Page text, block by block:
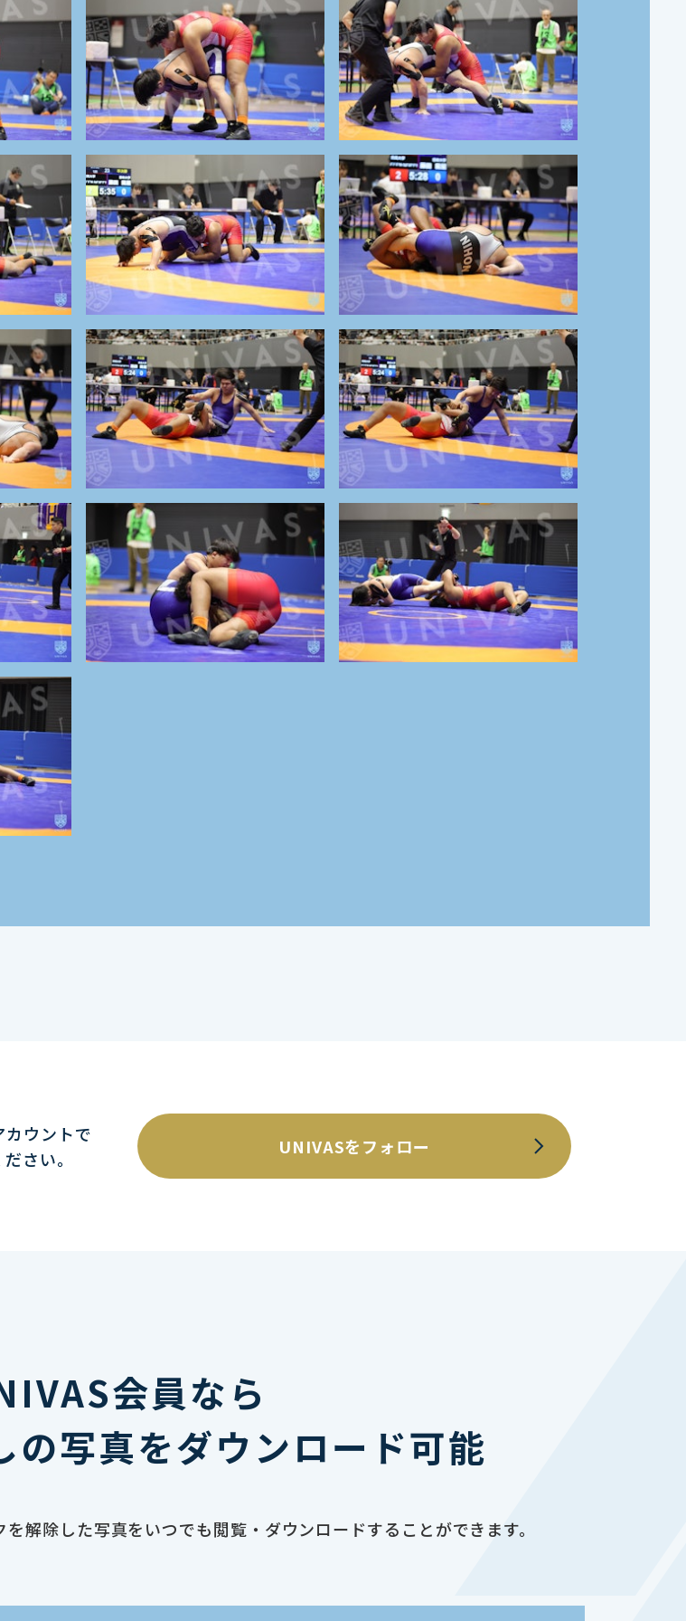
ウントで
さい｡
UNIVASをフォロー
会員なら
の写真をダウンロード可能
解除した写真をいつでも閲覧・ダウンロードすることができます。